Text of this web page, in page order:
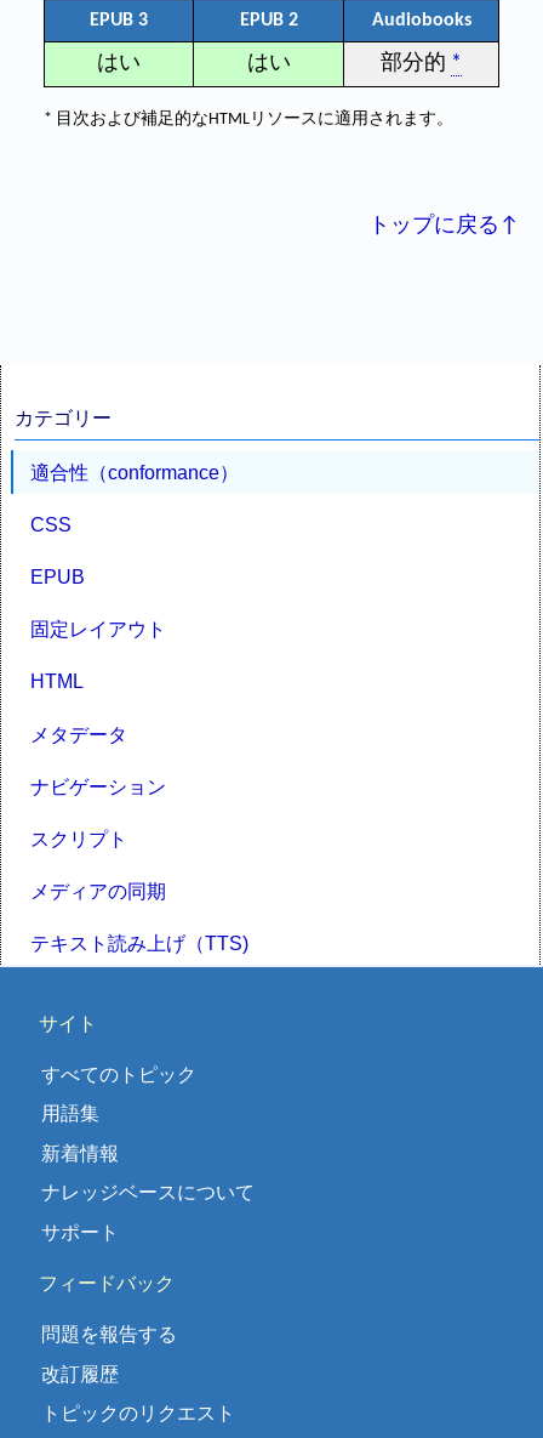
EPUB 3 EPUB 2 Audiobooks
はい はい 部分的 *
* 目次および補足的なHTMLリソースに適用されます。
トップに戻る↑
カテゴリー
適合性（conformance）
CSS
EPUB
固定レイアウト
HTML
メタデータ
ナビゲーション
スクリプト
メディアの同期
テキスト読み上げ（TTS)
サイト
すべてのトピック
用語集
新着情報
ナレッジベースについて
サポート
フィードバック
問題を報告する
改訂履歴
トピックのリクエスト